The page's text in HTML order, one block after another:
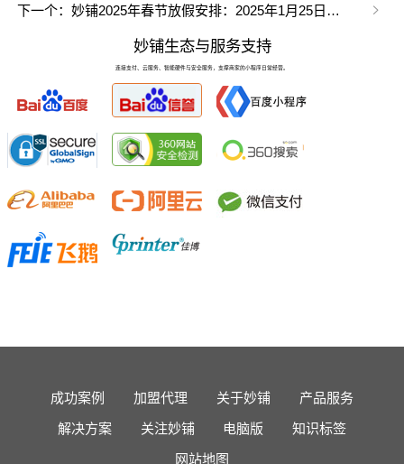
下一个：妙铺2025年春节放假安排：2025年1月25日（农历腊月二十六）起放假至2月4日（农历正月初七）
妙铺生态与服务支持
连接支付、云服务、智能硬件与安全服务，支撑商家的小程序日常经营。
成功案例 加盟代理 关于妙铺
产品服务
解决方案
关注妙铺 电脑版
知识标签
网站地图